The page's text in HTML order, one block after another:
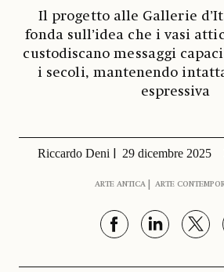
Il progetto alle Gallerie
fonda sull’idea che i vasi
custodiscano messaggi
i secoli, mantenendo
espressiva
Riccardo Deni 29 dicembre 2025
ARTE ANTICA ARTE